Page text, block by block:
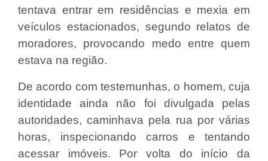
tentava entrar em residências e mexia em
veículos estacionados, segundo relatos de
moradores, provocando medo entre quem
estava na região.
De acordo com testemunhas, o homem, cuja
identidade ainda não foi divulgada pelas
autoridades, caminhava pela rua por várias
horas, inspecionando carros e tentando
acessar imóveis. Por volta do início da